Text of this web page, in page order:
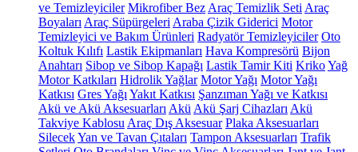
ve Temizleyiciler Mikrofiber Bez Araç Temizlik Seti Araç
Boyaları Araç Süpürgeleri Araba Çizik Giderici Motor
Temizleyici ve Bakım Ürünleri Radyatör Temizleyiciler Oto
Koltuk Kılıfı Lastik Ekipmanları Hava Kompresörü Bijon
Anahtarı Sibop ve Sibop Kapağı Lastik Tamir Kiti KrikoYağ
Motor Katkıları Hidrolik Yağlar Motor Yağı Motor Yağı
Katkısı Gres Yağı Yakıt Katkısı Şanzıman Yağı ve Katkısı
Akü ve Akü Aksesuarları Akü Akü Şarj Cihazları Akü
Takviye Kablosu Araç Dış Aksesuar Plaka Aksesuarları
SilecekYan ve Tavan Çıtaları Tampon Aksesuarları Trafik